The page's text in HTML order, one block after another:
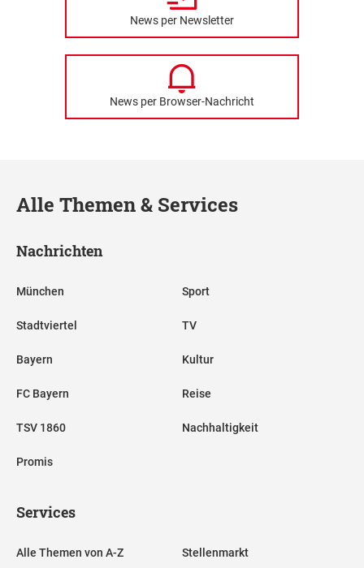
News per Newsletter
News per Browser-Nachricht
Alle Themen & Services
Nachrichten
München
Stadtviertel
Bayern
FC Bayern
TSV 1860
Promis
Sport
TV
Kultur
Reise
Nachhaltigkeit
Services
Alle Themen von A-Z Stellenmarkt